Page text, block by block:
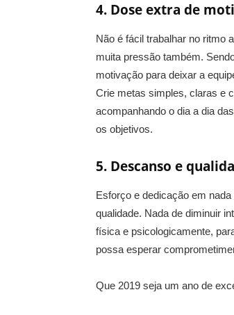
4. Dose extra de
Não é fácil trabalhar no ritmo
muita pressão também.
motivação para deixar a
Crie metas simples, claras e
acompanhando o dia a dia das
os objetivos.
5. Descanso e
Esforço e dedicação em
qualidade. Nada de diminuir
física e psicologicamente,
possa esperar
Que 2019 seja um ano de